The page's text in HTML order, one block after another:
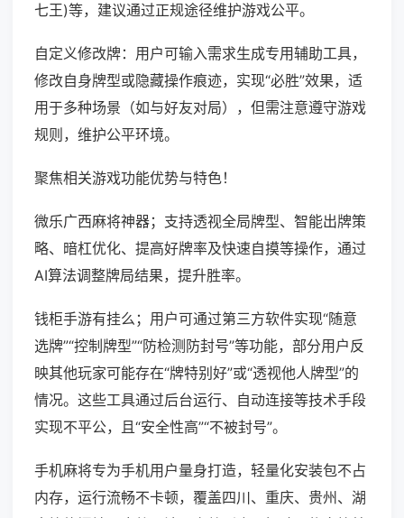
七王)等，建议通过正规途径维护游戏公平。
自定义修改牌：用户可输入需求生成专用辅助工具，
修改自身牌型或隐藏操作痕迹，实现“必胜”效果，适
用于多种场景（如与好友对局），但需注意遵守游戏
规则，维护公平环境。
聚焦相关游戏功能优势与特色！
微乐广西麻将神器；支持透视全局牌型、智能出牌策
略、暗杠优化、提高好牌率及快速自摸等操作，通过
AI算法调整牌局结果，提升胜率。
钱柜手游有挂么；用户可通过第三方软件实现“随意
选牌”“控制牌型”“防检测防封号”等功能，部分用户反
映其他玩家可能存在“牌特别好”或“透视他人牌型”的
情况。这些工具通过后台运行、自动连接等技术手段
实现不平公，且“安全性高”“不被封号”。
手机麻将专为手机用户量身打造，轻量化安装包不占
内存，运行流畅不卡顿，覆盖四川、重庆、贵州、湖